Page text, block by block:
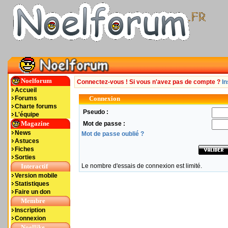
Noelforum
Accueil
Forums
Charte forums
L'équipe
Magazine
News
Astuces
Fiches
Sorties
Interactif
Version mobile
Statistiques
Faire un don
Membre
Inscription
Connexion
Connectez-vous ! Si vous n'avez pas de compte ?
Connexion
Pseudo :
Mot de passe :
Mot de passe oublié ?
Le nombre d'essais de connexion est limité.